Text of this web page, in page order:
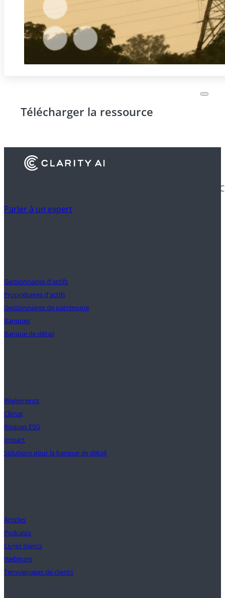
Télécharger la ressource
Découvrez comment les institutions financières utilisent
Parler à un expert
Gestionnaires d'actifs
Propriétaires d'actifs
Gestionnaires de patrimoine
Banques
Banque de détail
Règlements
Climat
Risques ESG
Impact
Solutions pour la banque de détail
Articles
Podcasts
Livres blancs
Webinars
Témoignages de clients